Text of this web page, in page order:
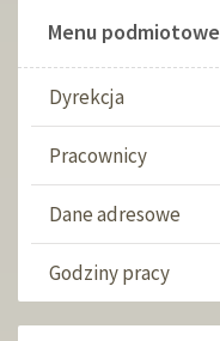
Menu podmiotowe
Dyrekcja
Pracownicy
Dane adresowe
Godziny pracy